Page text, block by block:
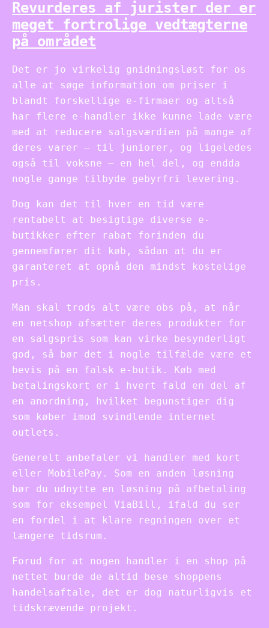
Revurderes af jurister der er
meget fortrolige vedtægterne
på området
Det er jo virkelig gnidningsløst for os
alle at søge information om priser i
blandt forskellige e-firmaer og altså
har flere e-handler ikke kunne lade være
med at reducere salgsværdien på mange af
deres varer – til juniorer, og ligeledes
også til voksne – en hel del, og endda
nogle gange tilbyde gebyrfri levering.
Dog kan det til hver en tid være
rentabelt at besigtige diverse e-
butikker efter rabat forinden du
gennemfører dit køb, sådan at du er
garanteret at opnå den mindst kostelige
pris.
Man skal trods alt være obs på, at når
en netshop afsætter deres produkter for
en salgspris som kan virke besynderligt
god, så bør det i nogle tilfælde være et
bevis på en falsk e-butik. Køb med
betalingskort er i hvert fald en del af
en anordning, hvilket begunstiger dig
som køber imod svindlende internet
outlets.
Generelt anbefaler vi handler med kort
eller MobilePay. Som en anden løsning
bør du udnytte en løsning på afbetaling
som for eksempel ViaBill, ifald du ser
en fordel i at klare regningen over et
længere tidsrum.
Forud for at nogen handler i en shop på
nettet burde de altid bese shoppens
handelsaftale, det er dog naturligvis et
tidskrævende projekt.